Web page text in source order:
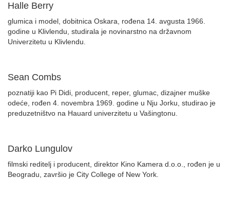
Halle Berry
glumica i model, dobitnica Oskara, rođena 14. avgusta 1966.
godine u Klivlendu, studirala je novinarstno na državnom
Univerzitetu u Klivlendu.
Sean Combs
poznatiji kao Pi Didi, producent, reper, glumac, dizajner muške
odeće, rođen 4. novembra 1969. godine u Nju Jorku, studirao je
preduzetništvo na Hauard univerzitetu u Vašingtonu.
Darko Lungulov
filmski reditelj i producent, direktor Kino Kamera d.o.o., rođen je u
Beogradu, završio je City College of New York.